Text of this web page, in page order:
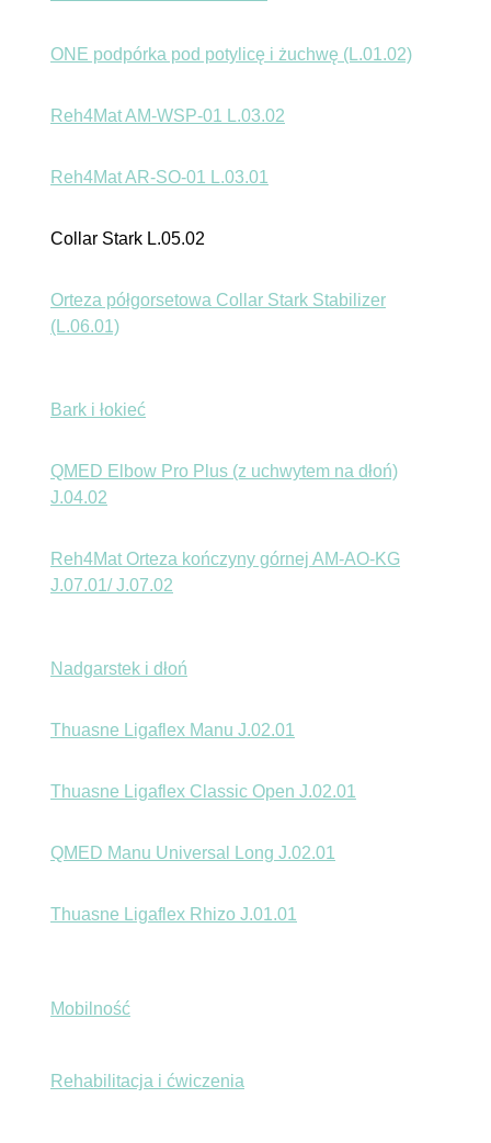
ONE podpórka pod potylicę i żuchwę (L.01.02)
Reh4Mat AM-WSP-01 L.03.02
Reh4Mat AR-SO-01 L.03.01
Collar Stark L.05.02
Orteza półgorsetowa Collar Stark Stabilizer
(L.06.01)
Bark i łokieć
QMED Elbow Pro Plus (z uchwytem na dłoń)
J.04.02
Reh4Mat Orteza kończyny górnej AM-AO-KG
J.07.01/ J.07.02
Nadgarstek i dłoń
Thuasne Ligaflex Manu J.02.01
Thuasne Ligaflex Classic Open J.02.01
QMED Manu Universal Long J.02.01
Thuasne Ligaflex Rhizo J.01.01
Mobilność
Rehabilitacja i ćwiczenia